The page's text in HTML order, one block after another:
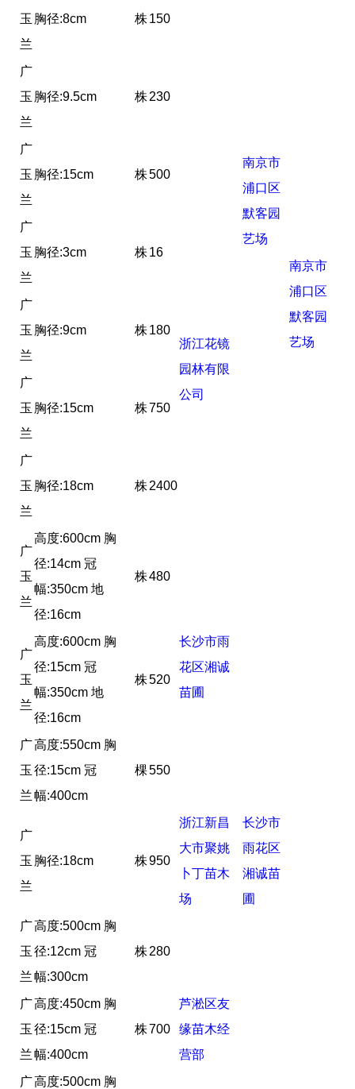
南京市
浦口区
默客园
艺场
玉
兰
胸径:8cm 株150
南京市
浦口区
默客园
艺场
广
玉
兰
胸径:9.5cm 株230
广
玉
兰
胸径:15cm 株500
广
玉
兰
胸径:3cm 株16
浙江花镜
园林有限
公司
广
玉
兰
胸径:9cm 株180
广
玉
兰
胸径:15cm 株750
广
玉
兰
胸径:18cm 株2400
广
玉
兰
高度:600cm 胸
径:14cm 冠
幅:350cm 地
径:16cm
株480
长沙市雨
花区湘诚
苗圃
广
玉
兰
高度:600cm 胸
径:15cm 冠
幅:350cm 地
径:16cm
株520
广
玉
兰
高度:550cm 胸
径:15cm 冠
幅:400cm
棵550
长沙市
雨花区
湘诚苗
圃
广
玉
兰
胸径:18cm 株950
浙江新昌
大市聚姚
卜丁苗木
场
广
玉
兰
高度:500cm 胸
径:12cm 冠
幅:300cm
株280
芦淞区友
缘苗木经
营部
广
玉
兰
高度:450cm 胸
径:15cm 冠
幅:400cm
株700
广高度:500cm 胸